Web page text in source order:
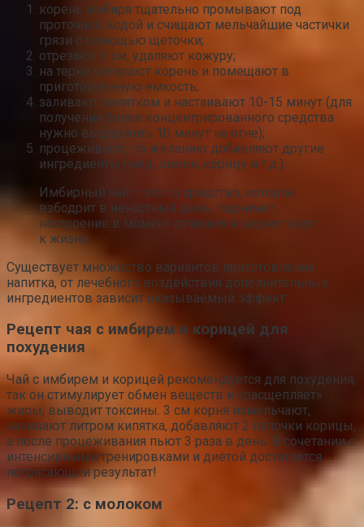
корень имбиря тщательно промывают под
проточной водой и счищают мельчайшие частички
грязи с помощью щеточки;
отрезают 3 см, удаляют кожуру;
на терке натирают корень и помещают в
приготовленную емкость;
заливают кипятком и настаивают 10-15 минут (для
получения более концентрированного средства
нужно выдержать 10 минут на огне);
процеживают, по желанию добавляют другие
ингредиенты (мед, лимон, корицу и т.д.).
Имбирный чай – это то средство, которое
взбодрит в ненастный день, поднимет
настроение в момент отчаяния и вернет вкус
к жизни.
Существует множество вариантов приготовления
напитка, от лечебного воздействия дополнительных
ингредиентов зависит оказываемый эффект:
Рецепт чая с имбирем и корицей для
похудения
Чай с имбирем и корицей рекомендуется для похудения,
так он стимулирует обмен веществ и «расщепляет»
жиры, выводит токсины. 3 см корня измельчают,
заливают литром кипятка, добавляют 2 палочки корицы,
а после процеживания пьют 3 раза в день. В сочетании с
интенсивными тренировками и диетой достигается
потрясающий результат!
Рецепт 2: с молоком